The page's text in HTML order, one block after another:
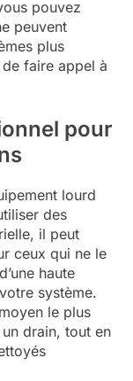
pouvez
peuvent
plus
faire appel à
pour
lourd
des
il peut
ceux qui ne le
haute
système.
le plus
drain, tout en